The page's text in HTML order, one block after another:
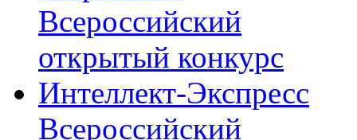
Всероссийский
открытый конкурс
Интеллект-Экспресс
Всероссийский